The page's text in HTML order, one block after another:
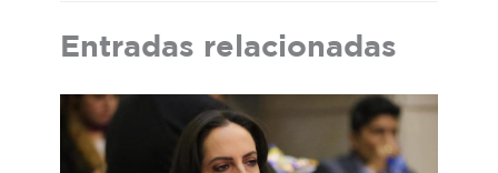
Entradas relacionadas